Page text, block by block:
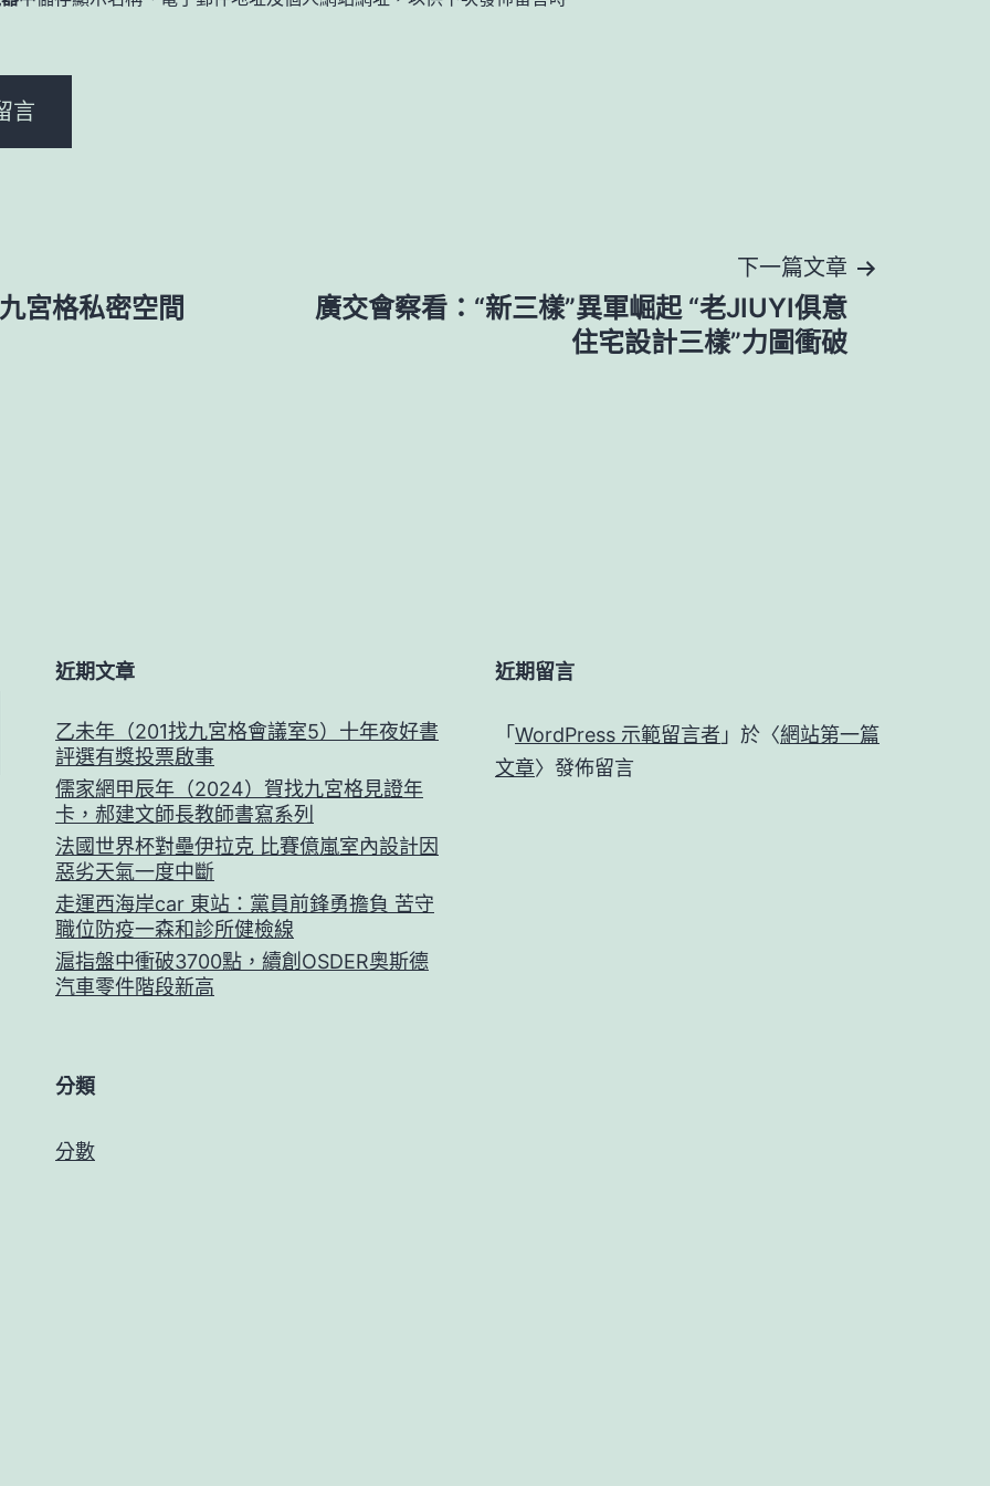
宮格私密空間
下一篇文章
廣交會察看：“新三樣”異軍崛起 “老JIUYI俱意
住宅設計三樣”力圖衝破
近期文章
乙未年（201找九宮格會議室5）十年夜好書
評選有獎投票啟事
儒家網甲辰年（2024）賀找九宮格見證年
卡，郝建文師長教師書寫系列
法國世界杯對壘伊拉克 比賽億嵐室內設計因
惡劣天氣一度中斷
走運西海岸car 東站：黨員前鋒勇擔負 苦守
職位防疫一森和診所健檢線
滬指盤中衝破3700點，續創OSDER奧斯德
汽車零件階段新高
近期留言
「 WordPress 示範留言者 」於〈網站第一篇
文章〉發佈留言
分類
分數